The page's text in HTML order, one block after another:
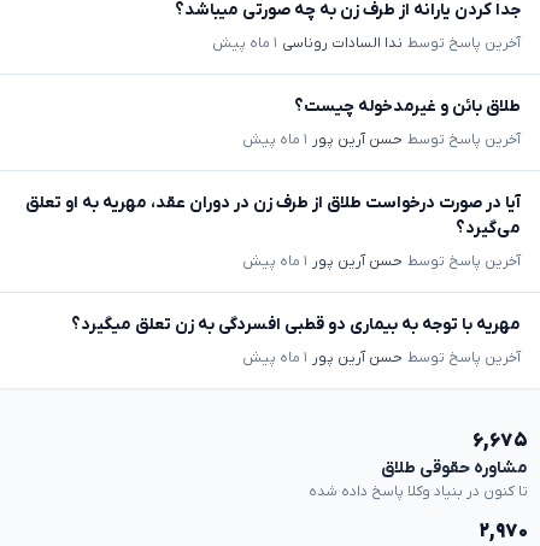
جدا کردن یارانه از طرف زن به چه صورتی میباشد؟
آخرین پاسخ توسط ندا السادات روناسی ۱ ماه پیش
طلاق بائن و غیرمدخوله چیست؟
آخرین پاسخ توسط حسن آرین پور ۱ ماه پیش
آیا در صورت درخواست طلاق از طرف زن در دوران عقد، مهریه به او تعلق
می‌گیرد؟
آخرین پاسخ توسط حسن آرین پور ۱ ماه پیش
مهریه با توجه به بیماری دو قطبی افسردگی به زن تعلق میگیرد؟
آخرین پاسخ توسط حسن آرین پور ۱ ماه پیش
۶,۶۷۵
مشاوره حقوقی طلاق
تا کنون در بنیاد وکلا پاسخ داده شده
۲,۹۷۰